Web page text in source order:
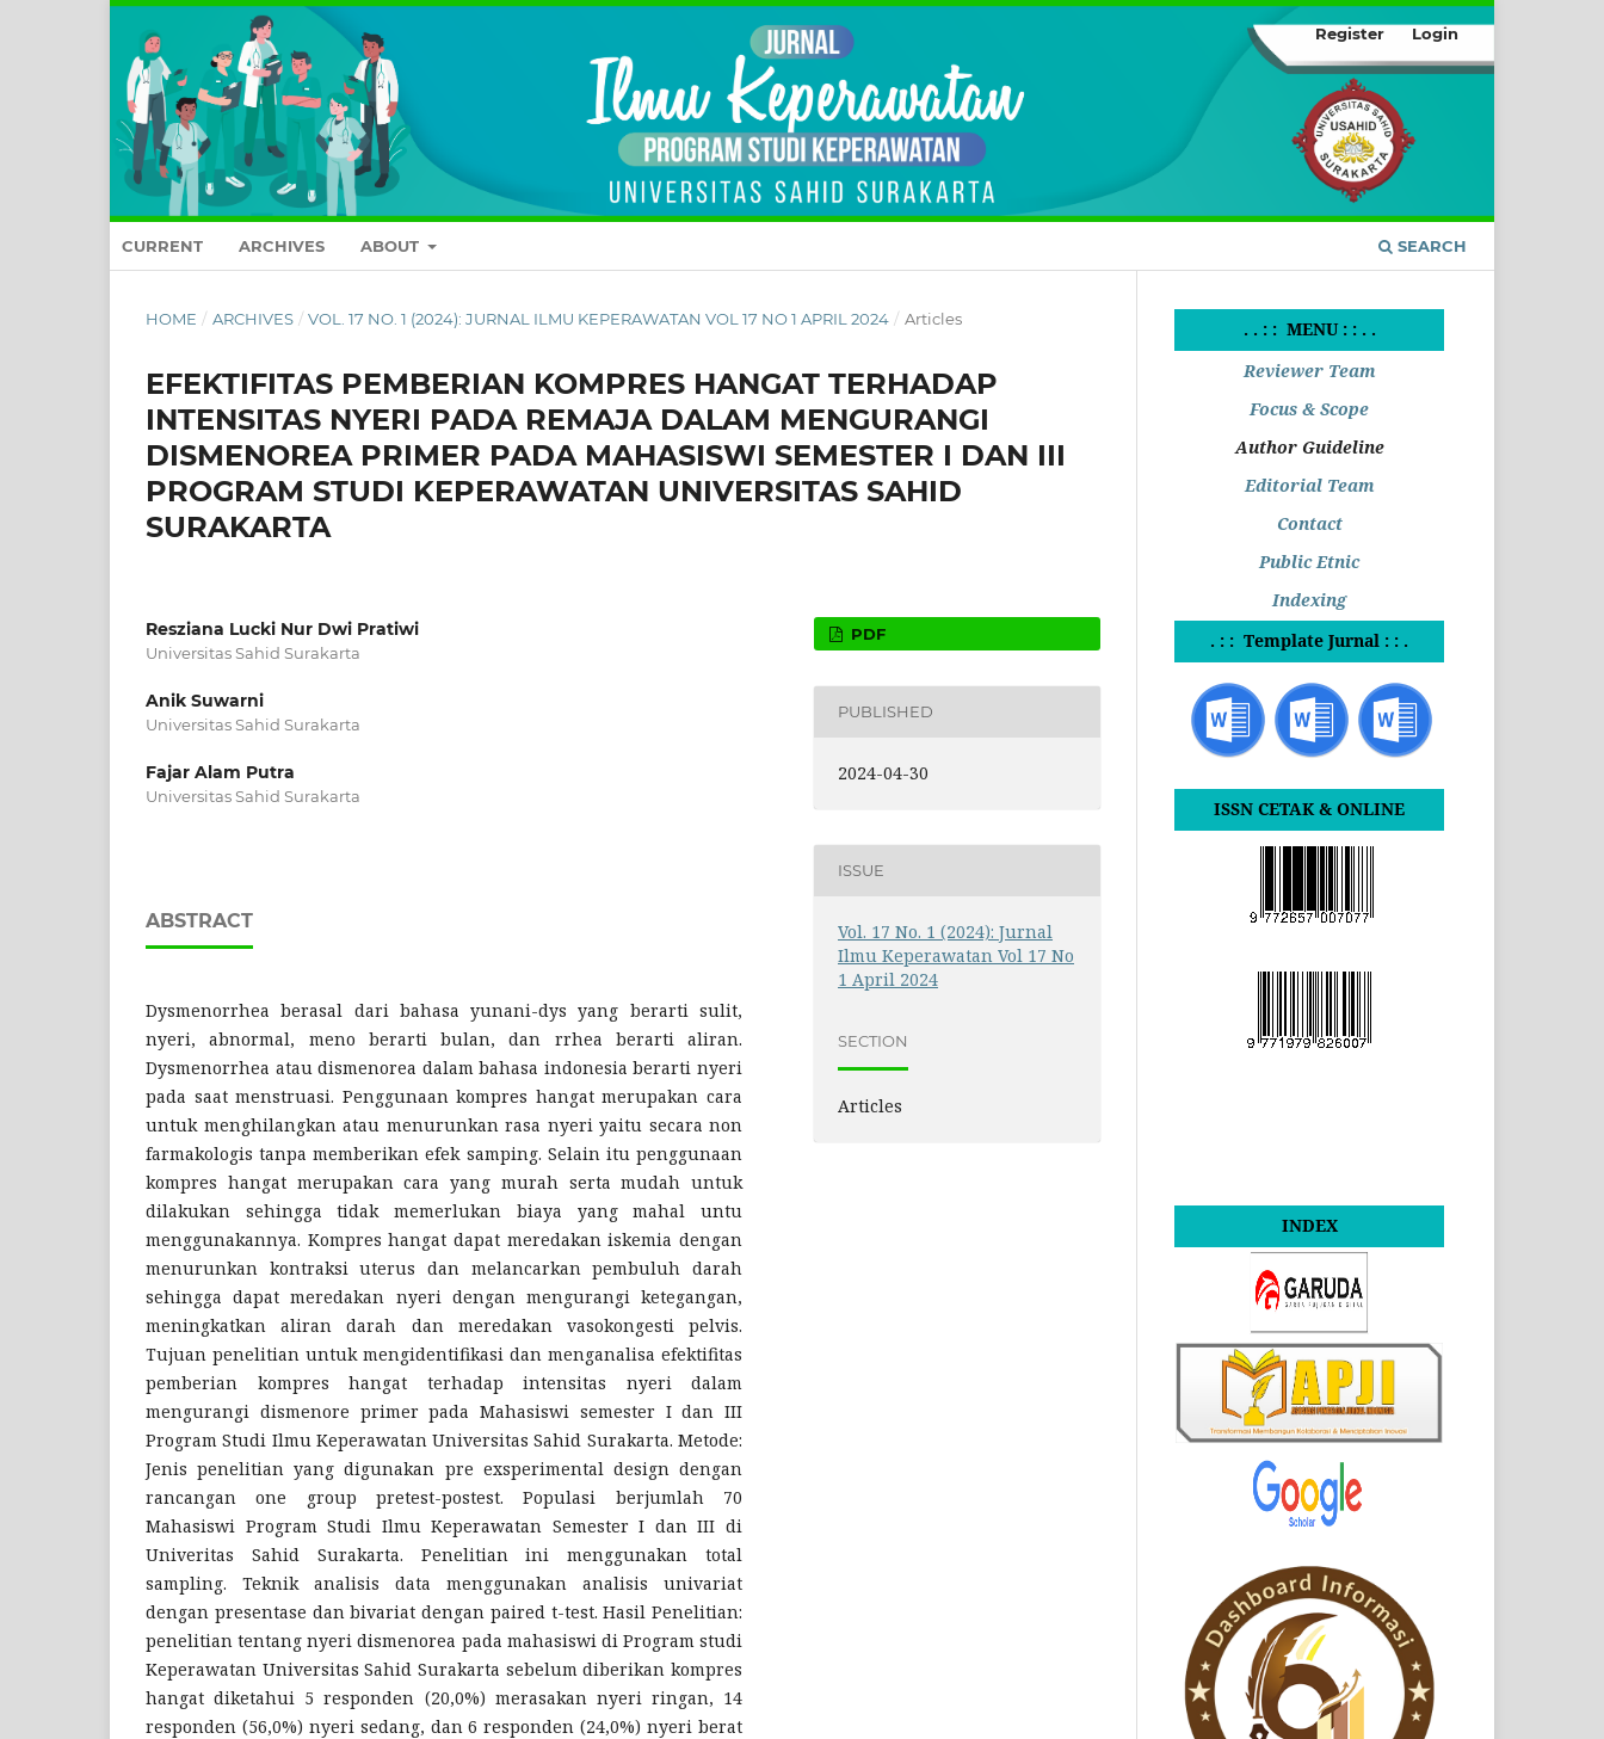
CURRENT ARCHIVES ABOUT SEARCH
Register Login
HOME / ARCHIVES / VOL. 17 NO. 1 (2024): JURNAL ILMU KEPERAWATAN VOL 17 NO 1 APRIL 2024 / Articles
EFEKTIFITAS PEMBERIAN KOMPRES HANGAT TERHADAP
INTENSITAS NYERI PADA REMAJA DALAM MENGURANGI
DISMENOREA PRIMER PADA MAHASISWI SEMESTER I DAN III
PROGRAM STUDI KEPERAWATAN UNIVERSITAS SAHID
SURAKARTA
Resziana Lucki Nur Dwi Pratiwi
Universitas Sahid Surakarta
Anik Suwarni
Universitas Sahid Surakarta
Fajar Alam Putra
Universitas Sahid Surakarta
ABSTRACT
Dysmenorrhea berasal dari bahasa yunani-dys yang berarti sulit,
nyeri, abnormal, meno berarti bulan, dan rrhea berarti aliran.
Dysmenorrhea atau dismenorea dalam bahasa indonesia berarti nyeri
pada saat menstruasi. Penggunaan kompres hangat merupakan cara
untuk menghilangkan atau menurunkan rasa nyeri yaitu secara non
farmakologis tanpa memberikan efek samping. Selain itu penggunaan
kompres hangat merupakan cara yang murah serta mudah untuk
dilakukan sehingga tidak memerlukan biaya yang mahal untu
menggunakannya. Kompres hangat dapat meredakan iskemia dengan
menurunkan kontraksi uterus dan melancarkan pembuluh darah
sehingga dapat meredakan nyeri dengan mengurangi ketegangan,
meningkatkan aliran darah dan meredakan vasokongesti pelvis.
Tujuan penelitian untuk mengidentifikasi dan menganalisa efektifitas
pemberian kompres hangat terhadap intensitas nyeri dalam
mengurangi dismenore primer pada Mahasiswi semester I dan III
Program Studi Ilmu Keperawatan Universitas Sahid Surakarta. Metode:
Jenis penelitian yang digunakan pre exsperimental design dengan
rancangan one group pretest-postest. Populasi berjumlah 70
Mahasiswi Program Studi Ilmu Keperawatan Semester I dan III di
Univeritas Sahid Surakarta. Penelitian ini menggunakan total
sampling. Teknik analisis data menggunakan analisis univariat
dengan presentase dan bivariat dengan paired t-test. Hasil Penelitian:
penelitian tentang nyeri dismenorea pada mahasiswi di Program studi
Keperawatan Universitas Sahid Surakarta sebelum diberikan kompres
hangat diketahui 5 responden (20,0%) merasakan nyeri ringan, 14
responden (56,0%) nyeri sedang, dan 6 responden (24,0%) nyeri berat
PDF
PUBLISHED
2024-04-30
ISSUE
Vol. 17 No. 1 (2024): Jurnal
Ilmu Keperawatan Vol 17 No
1 April 2024
SECTION
Articles
. . : : MENU : : . .
Reviewer Team
Focus & Scope
Author Guideline
Editorial Team
Contact
Public Etnic
Indexing
. : : Template Jurnal : : .
ISSN CETAK & ONLINE
INDEX